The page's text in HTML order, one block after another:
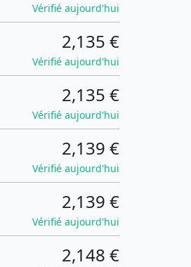
Vérifié aujourd'hui
2,135 €
Vérifié aujourd'hui
2,135 €
Vérifié aujourd'hui
2,139 €
Vérifié aujourd'hui
2,139 €
Vérifié aujourd'hui
2,148 €